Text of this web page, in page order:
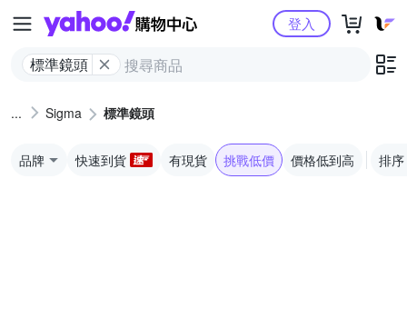
Yahoo購物中心
標準鏡頭
登入
Sigma 標準鏡頭
品牌 快速到貨 有現貨 挑戰低價 價格低到高 排序